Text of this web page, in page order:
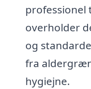
professionel
overholder
og
fra
hygiejne.